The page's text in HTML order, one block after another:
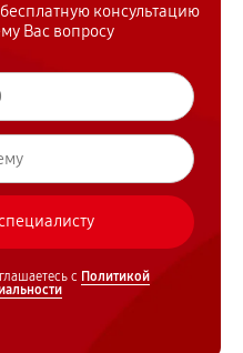
консультацию
Вас вопросу
с Политикой